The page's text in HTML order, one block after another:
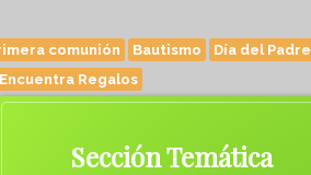
comunión Bautismo
Día del Padre
Encuentra Regalos
Sección Temática